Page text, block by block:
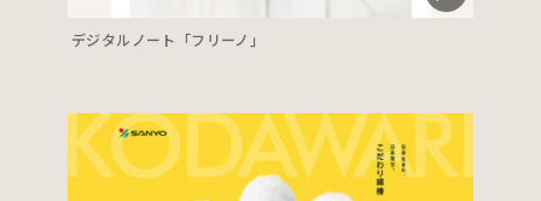
デジタルノート「フリーノ」